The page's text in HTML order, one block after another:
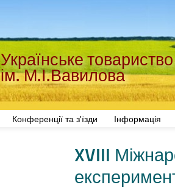
Українське товариство
ім. М.І.Вавилова
Конференції та з'їзди Інформація
XVIII